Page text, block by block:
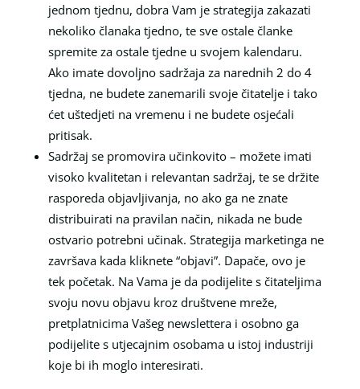
jednom tjednu, dobra Vam je strategija zakazati
nekoliko članaka tjedno, te sve ostale članke
spremite za ostale tjedne u svojem kalendaru.
Ako imate dovoljno sadržaja za narednih 2 do 4
tjedna, ne budete zanemarili svoje čitatelje i tako
ćet uštedjeti na vremenu i ne budete osjećali
pritisak.
Sadržaj se promovira učinkovito – možete imati
visoko kvalitetan i relevantan sadržaj, te se držite
rasporeda objavljivanja, no ako ga ne znate
distribuirati na pravilan način, nikada ne bude
ostvario potrebni učinak. Strategija marketinga ne
završava kada kliknete “objavi”. Dapače, ovo je
tek početak. Na Vama je da podijelite s čitateljima
svoju novu objavu kroz društvene mreže,
pretplatnicima Vašeg newslettera i osobno ga
podijelite s utjecajnim osobama u istoj industriji
koje bi ih moglo interesirati.